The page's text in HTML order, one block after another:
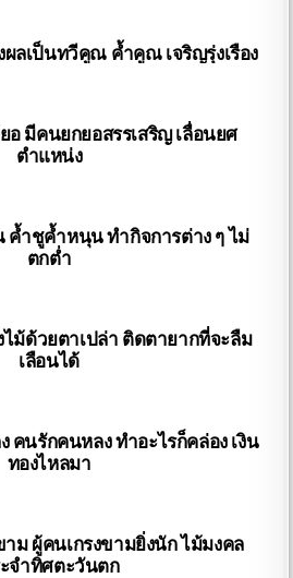
ลเป็นทวีคูณ ค้ำคูณ เจริญรุ่งเรือง
มีคนยกยอสรรเสริญ เลื่อนยศ
ตำแหน่ง
ำชูค้ำหนุน ทำกิจการต่าง ๆ ไม่
ตกต่ำ
ม้ด้วยตาเปล่า ติดตายากที่จะลืม
เลือนได้
นรักคนหลง ทำอะไรก็คล่อง เงิน
ทองไหลมา
ม ผู้คนเกรงขามยิ่งนัก ไม้มงคล
จำทิศตะวันตก